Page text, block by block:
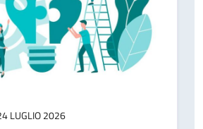
LUGLIO 2026